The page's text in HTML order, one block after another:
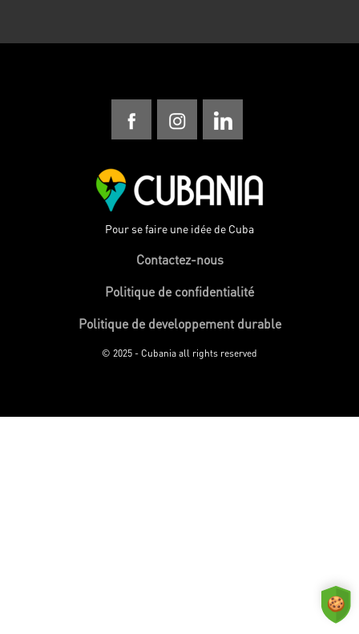
Pour se faire une idée de Cuba
Contactez-nous
Politique de confidentialité
Politique de developpement durable
© 2025 - Cubania all rights reserved